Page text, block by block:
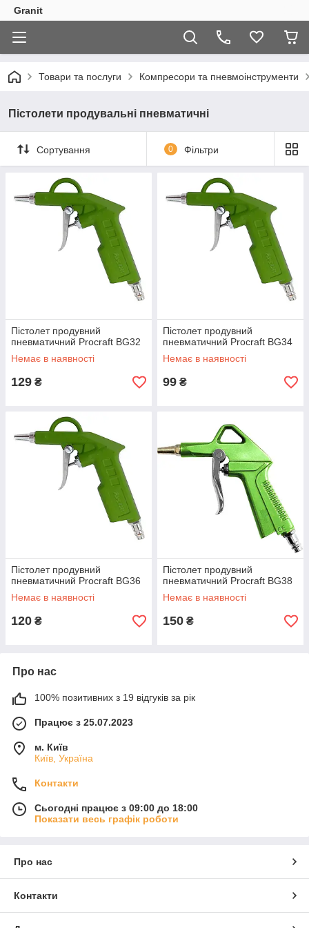
Granit
Товари та послуги Компресори та пневмоінструменти
Пістолети продувальні пневматичні
Сортування 0 Фільтри
Пістолет продувний
пневматичний Procraft BG32
Немає в наявності
129 ₴
Пістолет продувний
пневматичний Procraft BG34
Немає в наявності
99 ₴
Пістолет продувний
пневматичний Procraft BG36
Немає в наявності
120 ₴
Пістолет продувний
пневматичний Procraft BG38
Немає в наявності
150 ₴
Про нас
100% позитивних з 19 відгуків за рік
Працює з 25.07.2023
м. Київ
Київ, Україна
Контакти
Сьогодні працює з 09:00 до 18:00
Показати весь графік роботи
Про нас
Контакти